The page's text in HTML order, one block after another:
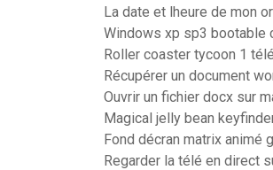
La date et lheure de mon
Windows xp sp3 bootable
Roller coaster tycoon 1
Récupérer un document
Ouvrir un fichier docx sur
Magical jelly bean
Fond décran matrix animé
Regarder la télé en direct